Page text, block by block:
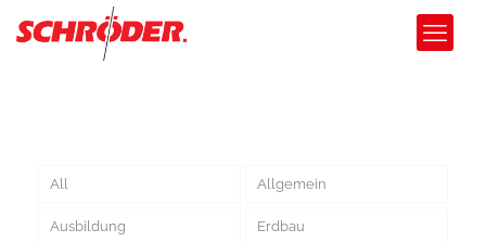
All Allgemein
Ausbildung Erdbau